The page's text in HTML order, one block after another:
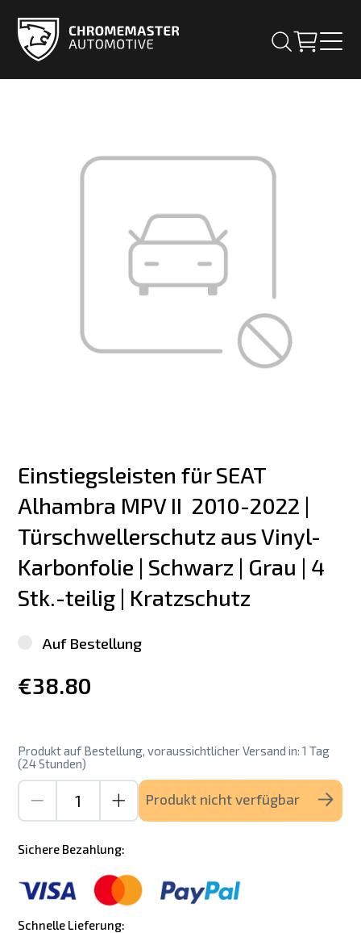
Einstiegsleisten für SEAT
Alhambra MPV II  2010-2022 |
Türschwellerschutz aus Vinyl-
Karbonfolie | Schwarz | Grau | 4
Stk.-teilig | Kratzschutz
Auf Bestellung
€38.80
Produkt auf Bestellung, voraussichtlicher Versand in: 1 Tag
(24 Stunden)
Produkt nicht verfügbar
Sichere Bezahlung:
Schnelle Lieferung: